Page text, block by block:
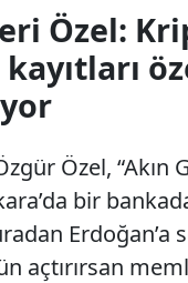
Özel:
Özel, “Akın
bir
Erdoğan’a
açtırırsan